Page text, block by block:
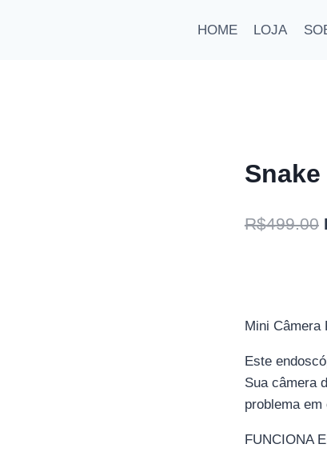
HOME LOJA
R$499.00
Mini Câmera
Este
Sua câmera
problema
FUNCIONA